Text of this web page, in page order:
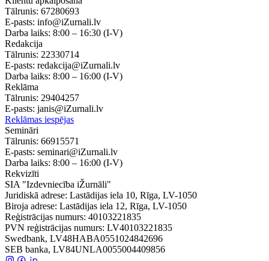
Tālrunis: 67280693
E-pasts: info@iZurnali.lv
Darba laiks: 8:00 – 16:30 (I-V)
Redakcija
Tālrunis: 22330714
E-pasts: redakcija@iZurnali.lv
Darba laiks: 8:00 – 16:00 (I-V)
Reklāma
Tālrunis: 29404257
E-pasts: janis@iZurnali.lv
Reklāmas iespējas
Semināri
Tālrunis: 66915571
E-pasts: seminari@iZurnali.lv
Darba laiks: 8:00 – 16:00 (I-V)
Rekvizīti
SIA "Izdevniecība iŽurnāli"
Juridiskā adrese: Lastādijas iela 10, Rīga, LV-1050
Biroja adrese: Lastādijas iela 12, Rīga, LV-1050
Reģistrācijas numurs: 40103221835
PVN reģistrācijas numurs: LV40103221835
Swedbank, LV48HABA0551024842696
SEB banka, LV84UNLA0055004409856